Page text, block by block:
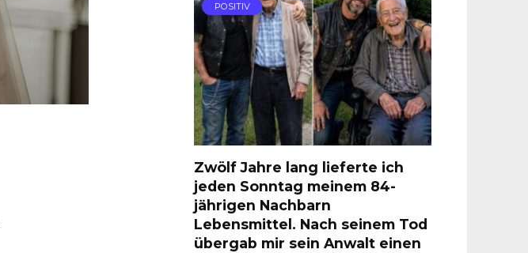
POSITIV
Zwölf Jahre lang lieferte ich
jeden Sonntag meinem 84-
jährigen Nachbarn
Lebensmittel. Nach seinem Tod
übergab mir sein Anwalt einen